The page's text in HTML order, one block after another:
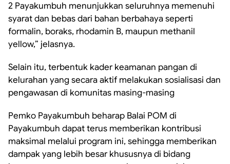
2 Payakumbuh menunjukkan seluruhnya memenuhi
syarat dan bebas dari bahan berbahaya seperti
formalin, boraks, rhodamin B, maupun methanil
yellow,” jelasnya.
Selain itu, terbentuk kader keamanan pangan di
kelurahan yang secara aktif melakukan sosialisasi dan
pengawasan di komunitas masing-masing
Pemko Payakumbuh beharap Balai POM di
Payakumbuh dapat terus memberikan kontribusi
maksimal melalui program ini, sehingga memberikan
dampak yang lebih besar khususnya di bidang